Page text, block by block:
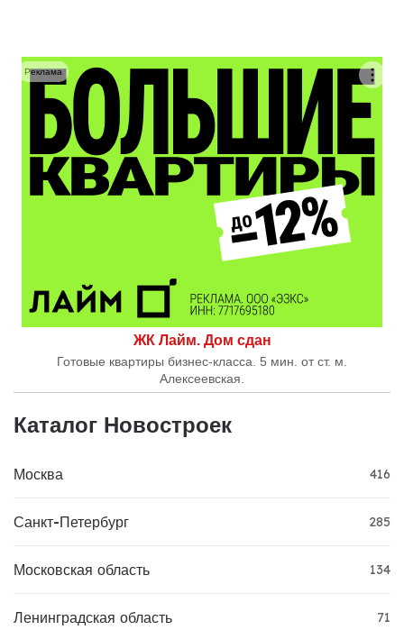
ЖК Лайм. Дом сдан
Готовые квартиры бизнес-класса. 5 мин. от ст. м.
Алексеевская.
Реклама
Каталог Новостроек
Москва 416
Санкт-Петербург 285
Московская область 134
Ленинградская область 71